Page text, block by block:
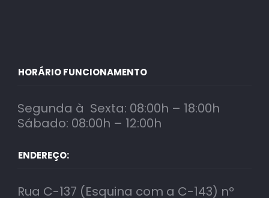
HORÁRIO FUNCIONAMENTO
Segunda à Sexta: 08:00h – 18:00h
Sábado: 08:00h – 12:00h
ENDEREÇO:
Rua C-137 (Esquina com a C-143) nº